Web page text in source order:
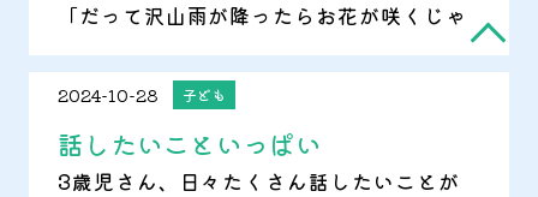
「だって沢山雨が降ったらお花が咲くじゃ
ん?」と一言。 なんて可愛らしくて素直な
考えなのだろう…と 外の大雨も愛おしく感
2024-10-28 子ども
話したいこといっぱい
3歳児さん、日々たくさん話したいことが